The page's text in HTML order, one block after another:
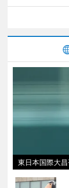
東日本国際大